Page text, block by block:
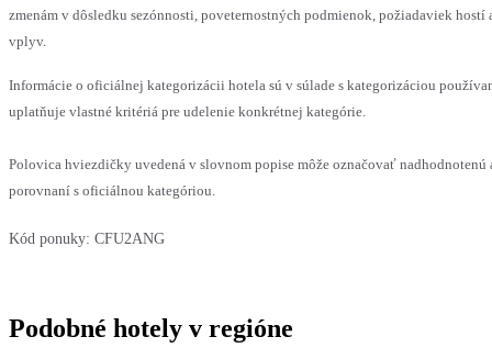
zmenám v dôsledku sezónnosti, poveternostných podmienok, požiadaviek
vplyv.
Informácie o oficiálnej kategorizácii hotela sú v súlade s kategorizáciou
uplatňuje vlastné kritériá pre udelenie konkrétnej kategórie.
Polovica hviezdičky uvedená v slovnom popise môže označovať
porovnaní s oficiálnou kategóriou.
Kód ponuky: CFU2ANG
Podobné hotely v regióne